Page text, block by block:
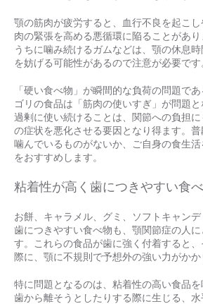
顎の筋肉が疲労すると、血行不良を起こ
肉の緊張を高める悪循環に陥ることがあ
うちに噛み続けるガムなどは、顎の休息
を妨げる可能性があるので注意が必要です
「硬い食べ物」が瞬間的な負荷の問題で
ゴリの食品は「筋肉の使いすぎ」が問題
過剰に使い続けることは、関節への負担
の症状を悪化させる要因となり得ます。
噛んでいるものがないか、ご自身の食生
をおすすめします。
粘着性が高く歯につきやすい食
お餅、キャラメル、グミ、ソフトキャンデ
歯につきやすい食べ物も、顎関節症の人
す。これらの食品が歯に強く付着すると
際に、顎に不規則で予想外の強い力がかか
特に問題となるのは、粘着性の高い食品を
歯から離そうとしたりする際に生じる、